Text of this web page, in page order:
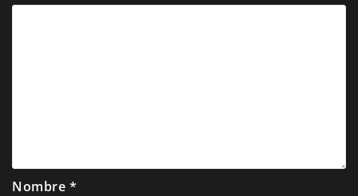
Nombre *